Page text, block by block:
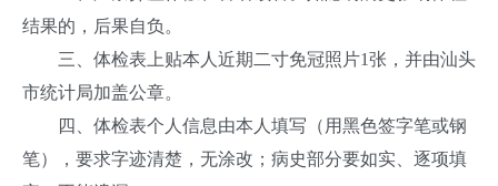
结果的，后果自负。
三、体检表上贴本人近期二寸免冠照片1张，并由汕头
市统计局加盖公章。
四、体检表个人信息由本人填写（用黑色签字笔或钢
笔），要求字迹清楚，无涂改；病史部分要如实、逐项填